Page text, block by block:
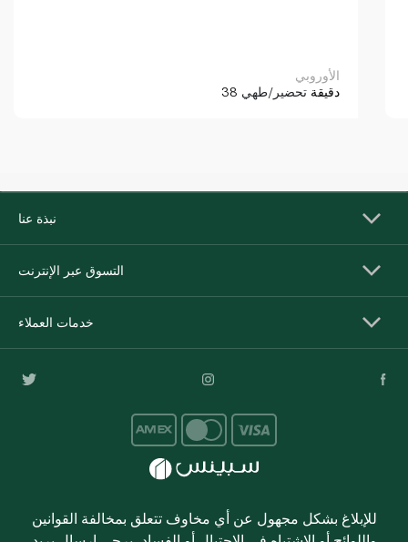
الأوروبي
38 دقيقة تحضير/طهي
نبذة عنا
التسوق عبر الإنترنت
خدمات العملاء
للإبلاغ بشكل مجهول عن أي مخاوف تتعلق بمخالفة القوانين